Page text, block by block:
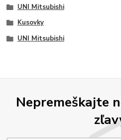
UNI Mitsubishi
Kusovky
UNI Mitsubishi
Nepremeškajte